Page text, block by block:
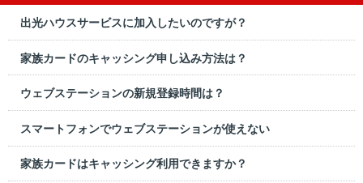
出光ハウスサービスに加入したいのですが？
家族カードのキャッシング申し込み方法は？
ウェブステーションの新規登録時間は？
スマートフォンでウェブステーションが使えない
家族カードはキャッシング利用できますか？